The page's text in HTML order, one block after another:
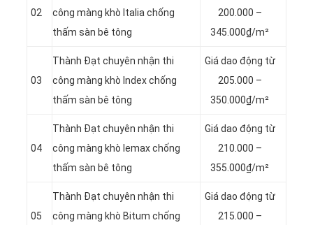
02
công màng khò Italia chống
thấm sàn bê tông
200.000 –
345.000₫/m²
03
Thành Đạt chuyên nhận thi
công màng khò Index chống
thấm sàn bê tông
Giá dao động từ
205.000 –
350.000₫/m²
04
Thành Đạt chuyên nhận thi
công màng khò lemax chống
thấm sàn bê tông
Giá dao động từ
210.000 –
355.000₫/m²
05
Thành Đạt chuyên nhận thi
công màng khò Bitum chống
Giá dao động từ
215.000 –